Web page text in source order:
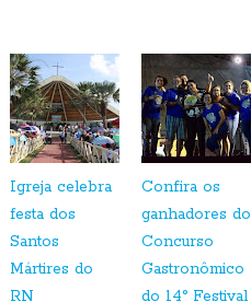
Igreja celebra
festa dos
Santos
Mártires do
RN
Confira os
ganhadores do
Concurso
Gastronômico
do 14° Festival